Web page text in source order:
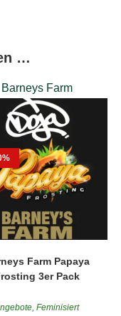
…
Barneys Farm
Farm Papaya
3er Pack
,Feminisiert